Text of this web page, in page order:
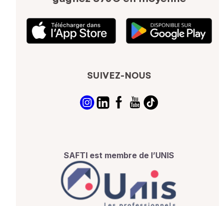
SUIVEZ-NOUS
SAFTI est membre de l’UNIS